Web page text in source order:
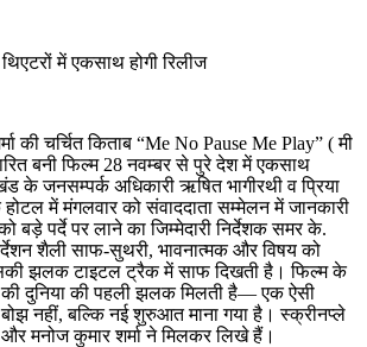
में एकसाथ होगी रिलीज
की चर्चित किताब “Me No Pause Me Play” ( मी
बनी फिल्म 28 नवम्बर से पुरे देश में एकसाथ
के जनसम्पर्क अधिकारी ऋषित भागीरथी व प्रिया
में मंगलवार को संवाददाता सम्मेलन में जानकारी
बड़े पर्दे पर लाने का जिम्मेदारी निर्देशक समर के.
शैली साफ-सुथरी, भावनात्मक और विषय को
झलक टाइटल ट्रैक में साफ दिखती है। फिल्म के
की दुनिया की पहली झलक मिलती है— एक ऐसी
नहीं, बल्कि नई शुरुआत माना गया है। स्क्रीनप्ले
मनोज कुमार शर्मा ने मिलकर लिखे हैं।